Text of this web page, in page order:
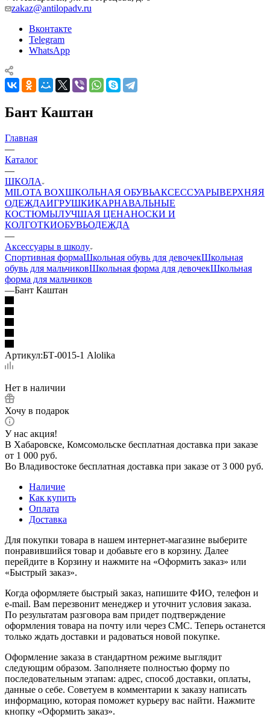
zakaz@antilopadv.ru
Вконтакте
Telegram
WhatsApp
Бант Каштан
Главная
—
Каталог
—
ШКОЛА
MILOTA BOXШКОЛЬНАЯ ОБУВЬАКСЕССУАРЫВЕРХНЯЯ
ОДЕЖДАИГРУШКИКАРНАВАЛЬНЫЕ
КОСТЮМЫЛУЧШАЯ ЦЕНАНОСКИ И
КОЛГОТКИОБУВЬОДЕЖДА
—
Аксессуары в школу
Спортивная формаШкольная обувь для девочекШкольная
обувь для мальчиковШкольная форма для девочекШкольная
форма для мальчиков
—Бант Каштан
Артикул:БТ-0015-1 Alolika
Нет в наличии
Хочу в подарок
У нас акция!
В Хабаровске, Комсомольске бесплатная доставка при заказе
от 1 000 руб.
Во Владивостоке бесплатная доставка при заказе от 3 000 руб.
Наличие
Как купить
Оплата
Доставка
Для покупки товара в нашем интернет-магазине выберите
понравившийся товар и добавьте его в корзину. Далее
перейдите в Корзину и нажмите на «Оформить заказ» или
«Быстрый заказ».
Когда оформляете быстрый заказ, напишите ФИО, телефон и
e-mail. Вам перезвонит менеджер и уточнит условия заказа.
По результатам разговора вам придет подтверждение
оформления товара на почту или через СМС. Теперь останется
только ждать доставки и радоваться новой покупке.
Оформление заказа в стандартном режиме выглядит
следующим образом. Заполняете полностью форму по
последовательным этапам: адрес, способ доставки, оплаты,
данные о себе. Советуем в комментарии к заказу написать
информацию, которая поможет курьеру вас найти. Нажмите
кнопку «Оформить заказ».